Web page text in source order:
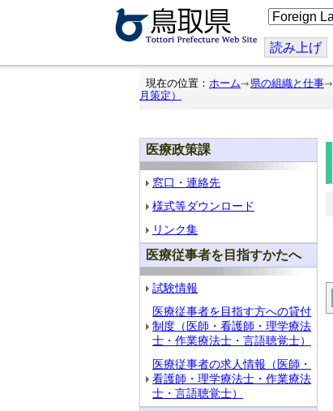
こ
の
ジ
を
翻
読み上げ
現在の位置： ホーム 県の組織と仕事
月策定）
医療政策課
窓口・連絡先
様式等ダウンロード
リンク集
医療従事者を目指すかたへ
試験情報
医療従事者を目指す方への貸付
制度（医師・看護師・理学療法
士・作業療法士・言語聴覚士）
医療従事者の求人情報（医師・
看護師・理学療法士・作業療法
士・言語聴覚士）